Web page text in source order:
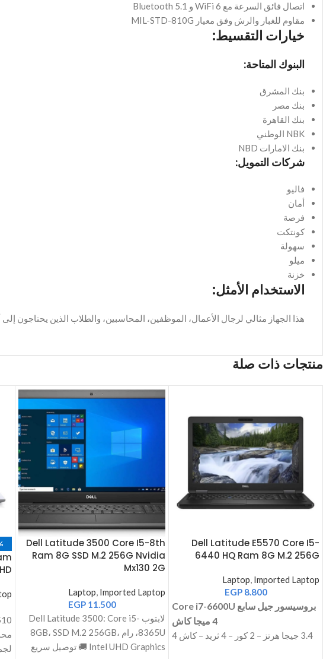
اتصال فائق السرعة مع WiFi 6 و Bluetooth 5.1
مقاوم للغبار والرش وفق معيار MIL-STD-810G
خيارات التقسيط:
البنوك المتاحة:
بنك المشرق
بنك مصر
بنك القاهرة
NBK الوطني
بنك الامارات NBD
شركات التمويل:
فاليو
أمان
فرصة
كونتكت
سهولة
ميلو
خزنة
الاستخدام الأمثل:
هذا الجهاز مثالي لرجال الأعمال، الموظفين، المحاسبين، والطلاب الذين يحتاجون إلى
منتجات ذات صلة
Dell Latitude E5570 Core I5-
6440 HQ Ram 8G M.2 256G
Laptop Imported Laptop
EGP8.800
Core i7-6600U بروسيسور جيل سابع
4 ميجا كاش
3.4 جيجا هرتز – 2 كور – 4 ثريد – كاش 4
Dell Latitude 3500 Core I5-8th
Ram 8G SSD M.2 256G Nvidia
Mx130 2G
Laptop Imported Laptop
EGP11.500
لابتوب Dell Latitude 3500: Core i5-
8365U، رام 8GB، SSD M.2 256GB،
Intel UHD Graphics 🚚 توصيل سريع